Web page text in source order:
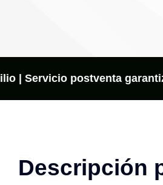
EVO
cantidad
| Servicio postventa
Descripción